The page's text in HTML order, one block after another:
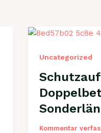
Uncategorized
Kommentar